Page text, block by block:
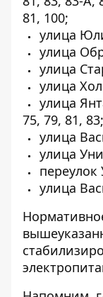
81, 100;
улица
улица
улица
улица
улица
75, 79, 81, 83;
улица
улица
улица